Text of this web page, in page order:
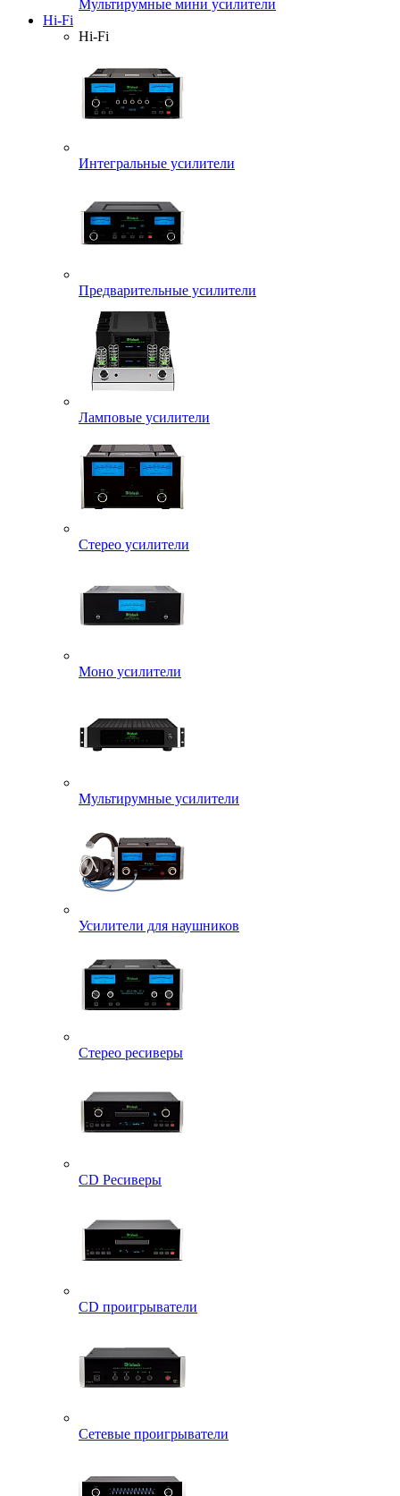
Мультирумные мини усилители
Hi-Fi
Hi-Fi
Интегральные усилители
Предварительные усилители
Ламповые усилители
Стерео усилители
Моно усилители
Мультирумные усилители
Усилители для наушников
Стерео ресиверы
CD Ресиверы
CD проигрыватели
Сетевые проигрыватели